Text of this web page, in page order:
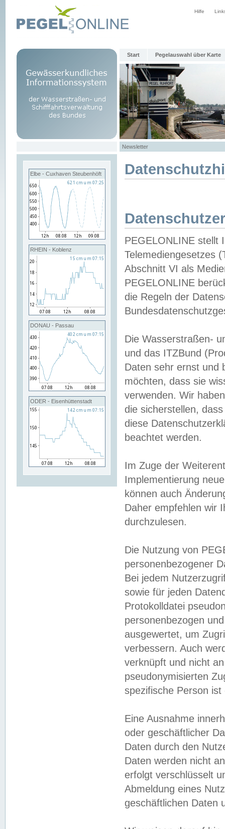
Hilfe
Start Pegelauswahl über Karte
Newsletter
Elbe - Cuxhaven Steubenhöft
RHEIN - Koblenz
DONAU - Passau
ODER - Eisenhüttenstadt
PEGELONLINE stellt
Telemediengesetzes
Abschnitt VI als
PEGELONLINE
die Regeln der
Die Wasserstraßen-
und das ITZBund
Daten sehr ernst und
möchten, dass sie
verwenden. Wir
die sicherstellen,
diese
beachtet werden.
Im Zuge der
Implementierung
können auch
Daher empfehlen wir
durchzulesen.
Die Nutzung von
personenbezogener
Bei jedem
sowie für jeden
Protokolldatei
personenbezogen
ausgewertet, um
verbessern. Auch
verknüpft und nicht
pseudonymisierten
spezifische Person
Eine Ausnahme
oder geschäftlicher
Daten durch den
Daten werden nicht
erfolgt verschlüsselt
Abmeldung eines
geschäftlichen Daten